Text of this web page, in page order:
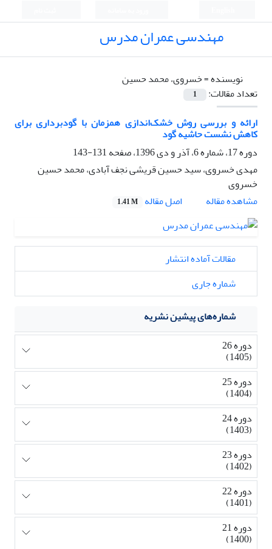
مهندسی عمران مدرس
نویسنده =خسروی، محمد حسین
تعداد مقالات:
1
ارائه و بررسی روش خشک‌اندازی همزمان با گودبرداری برای
کاهش نشست حاشیه گود
دوره 17، شماره 6، آذر و دی 1396، صفحه
131-143
مهدی خسروی، سید حسین قریشی نجف آبادی، محمد حسین
خسروی
مشاهده مقاله
اصل مقاله 1.41 M
مقالات آماده انتشار
شماره جاری
شماره‌های پیشین نشریه
دوره 26
(1405)
دوره 25
(1404)
دوره 24
(1403)
دوره 23
(1402)
دوره 22
(1401)
دوره 21
(1400)